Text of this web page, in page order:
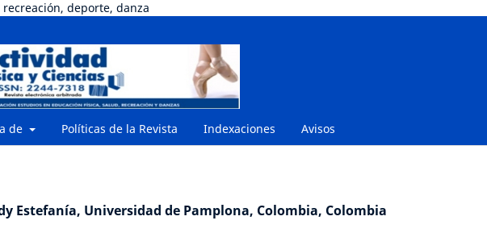
deporte, danza
de Políticas de la Revista Indexaciones Avisos
Estefanía, Universidad de Pamplona, Colombia, Colombia